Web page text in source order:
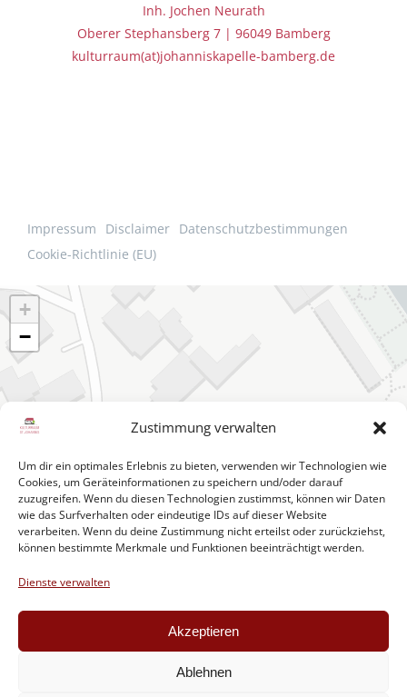
Zustimmung verwalten
Um dir ein optimales Erlebnis zu bieten, verwenden wir Technologien wie
Cookies, um Geräteinformationen zu speichern und/oder darauf
zuzugreifen. Wenn du diesen Technologien zustimmst, können wir Daten
wie das Surfverhalten oder eindeutige IDs auf dieser Website
verarbeiten. Wenn du deine Zustimmung nicht erteilst oder zurückziehst,
können bestimmte Merkmale und Funktionen beeinträchtigt werden.
Dienste verwalten
Akzeptieren
Ablehnen
Inh. Jochen Neurath
Oberer Stephansberg 7 | 96049 Bamberg
kulturraum(at)johanniskapelle-bamberg.de
Impressum Disclaimer Datenschutzbestimmungen
Cookie-Richtlinie (EU)
+
−
© Copyright 2024 - 2026 | Kulturraum St. Johannis | Inh. Jochen